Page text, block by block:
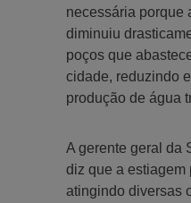
necessária porque
diminuiu
poços que
cidade, reduzindo
produção de água
A gerente geral da
diz que a estiagem
atingindo diversas